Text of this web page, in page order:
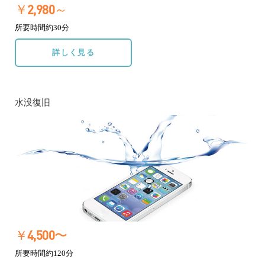
￥2,980～
所要時間約30分
詳しく見る
水没復旧
￥4,500〜
所要時間約120分